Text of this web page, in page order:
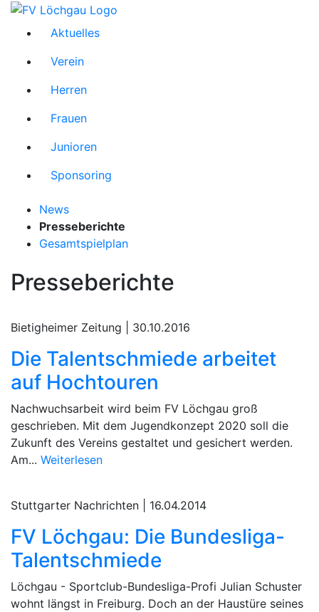
Aktuelles
Verein
Herren
Frauen
Junioren
Sponsoring
News
Presseberichte
Gesamtspielplan
Presseberichte
Bietigheimer Zeitung | 30.10.2016
Die Talentschmiede arbeitet
auf Hochtouren
Nachwuchsarbeit wird beim FV Löchgau groß
geschrieben. Mit dem Jugendkonzept 2020 soll die
Zukunft des Vereins gestaltet und gesichert werden.
Am... Weiterlesen
Stuttgarter Nachrichten | 16.04.2014
FV Löchgau: Die Bundesliga-
Talentschmiede
Löchgau - Sportclub-Bundesliga-Profi Julian Schuster
wohnt längst in Freiburg. Doch an der Haustüre seines